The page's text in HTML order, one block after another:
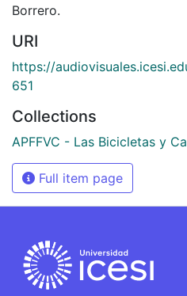
Borrero.
URI
https://
651
Collections
APFFVC - Las Bicicletas y
Full item page